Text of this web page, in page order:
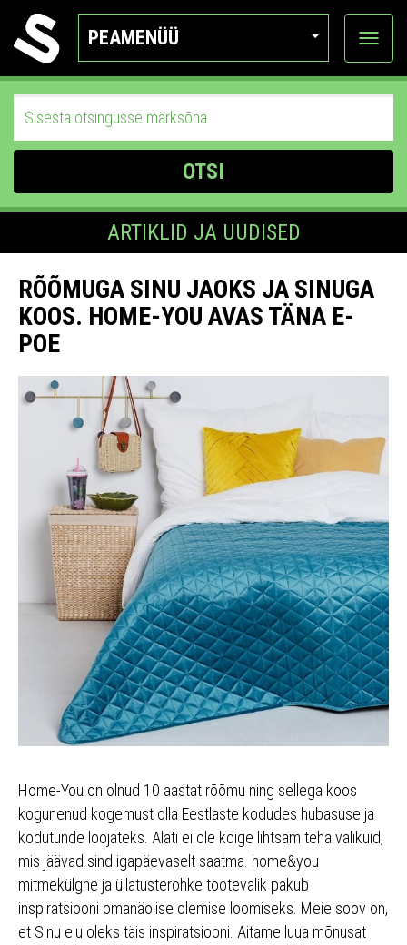
PEAMENÜÜ
Ava
OTSI
ARTIKLID JA UUDISED
RÕÕMUGA SINU JAOKS JA SINUGA
KOOS. HOME-YOU AVAS TÄNA E-
POE
Home-You on olnud 10 aastat rõõmu ning sellega koos
kogunenud kogemust olla Eestlaste kodudes hubasuse ja
kodutunde loojateks. Alati ei ole kõige lihtsam teha valikuid,
mis jäävad sind igapäevaselt saatma. home&you
mitmekülgne ja üllatusterohke tootevalik pakub
inspiratsiooni omanäolise olemise loomiseks. Meie soov on,
et Sinu elu oleks täis inspiratsiooni. Aitame luua mõnusat